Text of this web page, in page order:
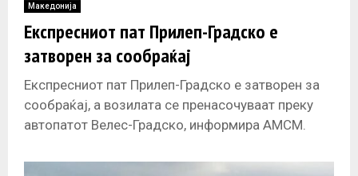
E
N
U
Македонија
Експресниот пат Прилеп-Градско е
затворен за сообраќај
Експресниот пат Прилеп-Градско е затворен за
сообраќај, а возилата се пренасочуваат преку
автопатот Велес-Градско, информира АМСМ.